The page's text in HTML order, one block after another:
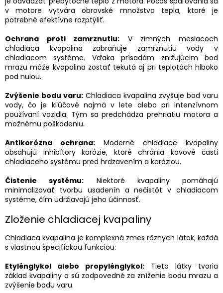
v motore vytvára obrovské množstvo tepla, ktoré je
potrebné efektívne rozptýliť.
Ochrana proti zamrznutiu: V zimných mesiacoch
chladiaca kvapalina zabraňuje zamrznutiu vody v
chladiacom systéme. Vďaka prísadám znižujúcim bod
mrazu môže kvapalina zostať tekutá aj pri teplotách hlboko
pod nulou.
Zvýšenie bodu varu: Chladiaca kvapalina zvyšuje bod varu
vody, čo je kľúčové najmä v lete alebo pri intenzívnom
používaní vozidla. Tým sa predchádza prehriatiu motora a
možnému poškodeniu.
Antikorózna ochrana: Moderné chladiace kvapaliny
obsahujú inhibítory korózie, ktoré chránia kovové časti
chladiaceho systému pred hrdzavením a koróziou.
Čistenie systému: Niektoré kvapaliny pomáhajú
minimalizovať tvorbu usadenín a nečistôt v chladiacom
systéme, čím udržiavajú jeho účinnosť.
Zloženie chladiacej kvapaliny
Chladiaca kvapalina je komplexná zmes rôznych látok, každá
s vlastnou špecifickou funkciou:
Etylénglykol alebo propylénglykol: Tieto látky tvoria
základ kvapaliny a sú zodpovedné za zníženie bodu mrazu a
zvýšenie bodu varu.